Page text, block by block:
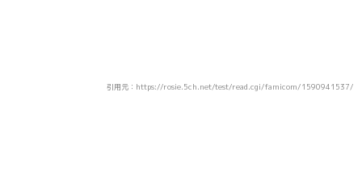
引用元：https://rosie.5ch.net/test/read.cgi/famicom/1590941537/